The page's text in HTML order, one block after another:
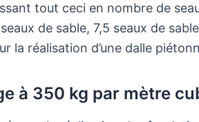
tout ceci en nombre de
de sable, 7,5 seaux de
la réalisation d’une dalle
à 350 kg par mètre